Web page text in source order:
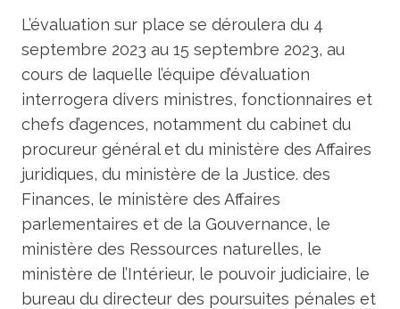
L’évaluation sur place se déroulera du 4
septembre 2023 au 15 septembre 2023, au
cours de laquelle l’équipe d’évaluation
interrogera divers ministres, fonctionnaires et
chefs d’agences, notamment du cabinet du
procureur général et du ministère des Affaires
juridiques, du ministère de la Justice. des
Finances, le ministère des Affaires
parlementaires et de la Gouvernance, le
ministère des Ressources naturelles, le
ministère de l’Intérieur, le pouvoir judiciaire, le
bureau du directeur des poursuites pénales et